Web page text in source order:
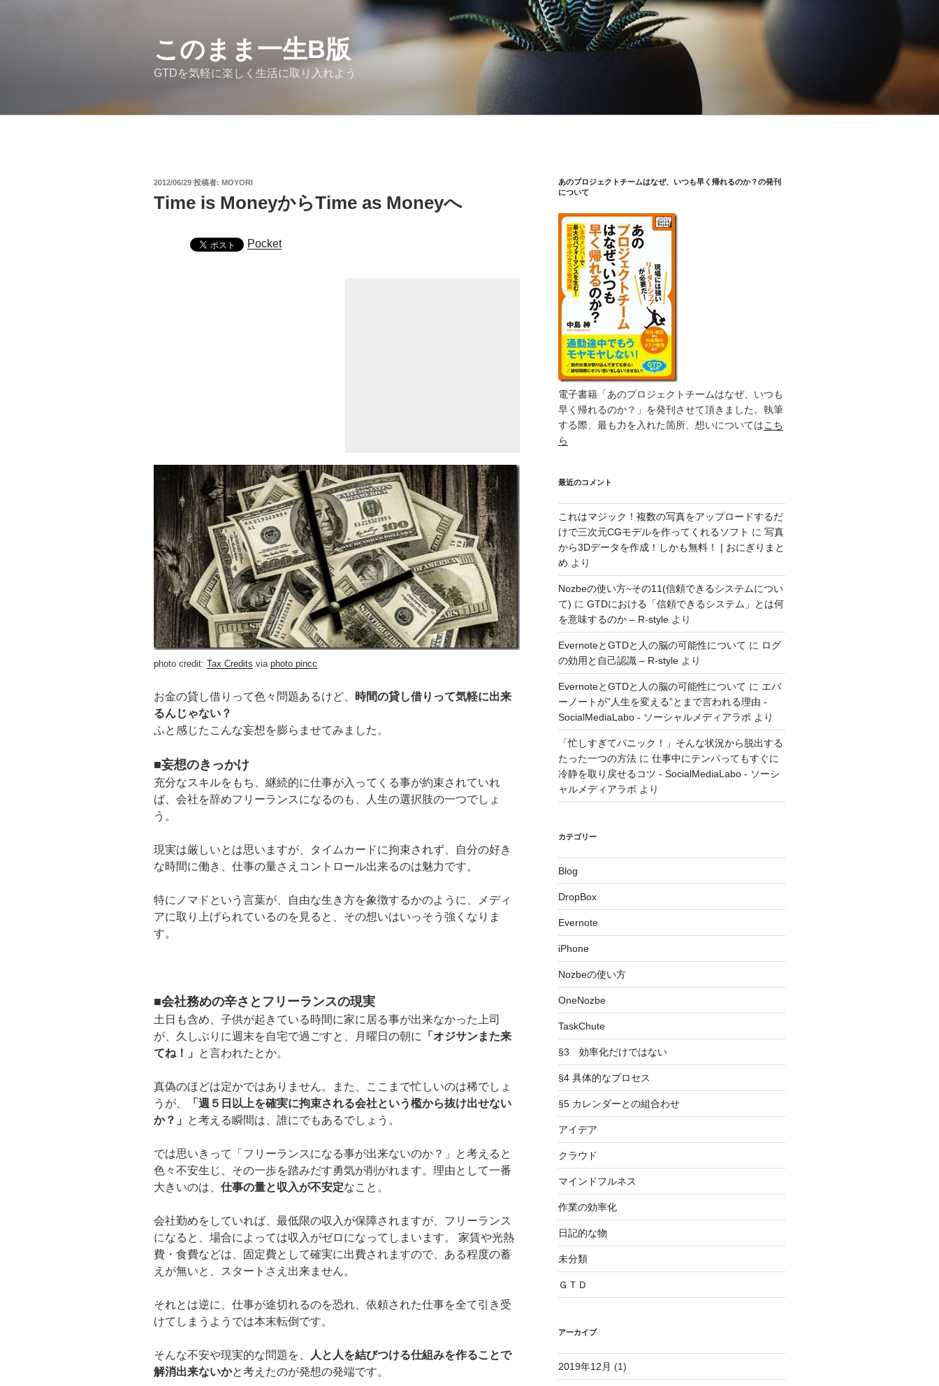
このまま一生Β版
GTDを気軽に楽しく生活に取り入れよう
投
2012/06/29 投稿者: MOYORI
Time is MoneyからTime as Moneyへ
Pocket
photo credit: Tax Credits via photo pincc
お金の貸し借りって色々問題あるけど、
時間の貸し借りって気軽に出来
るんじゃない？
ふと感じたこんな妄想を膨らませてみました。
■妄想のきっかけ
充分なスキルをもち、継続的に仕事が入ってくる事が約束されていれ
ば、会社を辞めフリーランスになるのも、人生の選択肢の一つでしょ
う。
現実は厳しいとは思いますが、タイムカードに拘束されず、自分の好き
な時間に働き、仕事の量さえコントロール出来るのは魅力です。
特にノマドという言葉が、自由な生き方を象徴するかのように、メディ
アに取り上げられているのを見ると、その想いはいっそう強くなりま
す。
■会社務めの辛さとフリーランスの現実
土日も含め、子供が起きている時間に家に居る事が出来なかった上司
が、久しぶりに週末を自宅で過ごすと、月曜日の朝に
「オジサンまた来
てね！」
と言われたとか。
真偽のほどは定かではありません。また、ここまで忙しいのは稀でしょ
うが、
「週５日以上を確実に拘束される会社という檻から抜け出せない
か？」
と考える瞬間は、誰にでもあるでしょう。
では思いきって「フリーランスになる事が出来ないのか？」と考えると
色々不安生じ、その一歩を踏みだす勇気が削がれます。理由として一番
大きいのは、 仕事の量と収入が不安定なこと。
会社勤めをしていれば、最低限の収入が保障されますが、フリーランス
になると、場合によっては収入がゼロになってしまいます。 家賃や光熱
費・食費などは、固定費として確実に出費されますので、ある程度の蓄
えが無いと、スタートさえ出来ません。
それとは逆に、仕事が途切れるのを恐れ、依頼された仕事を全て引き受
けてしまうようでは本末転倒です。
そんな不安や現実的な問題を、
人と人を結びつける仕組みを作ることで
解消出来ないかと考えたのが発想の発端です。
あのプロジェクトチームはなぜ、いつも早く帰れるのか？の発刊
について
電子書籍「あのプロジェクトチームはなぜ、いつも
早く帰れるのか？」を発刊させて頂きました。執筆
する際、最も力を入れた箇所、想いについてはこち
ら
最近のコメント
これはマジック！複数の写真をアップロードするだ
けで三次元CGモデルを作ってくれるソフト に 写真
から3Dデータを作成！しかも無料！ | おにぎりまと
め より
Nozbeの使い方~その11(信頼できるシステムについ
て) に GTDにおける「信頼できるシステム」とは何
を意味するのか – R-styleより
EvernoteとGTDと人の脳の可能性について に ログ
の効用と自己認識 – R-styleより
EvernoteとGTDと人の脳の可能性について に エバ
ーノートが”人生を変える”とまで言われる理由 -
SocialMediaLabo - ソーシャルメディアラボ より
「忙しすぎてパニック！」そんな状況から脱出する
たった一つの方法に 仕事中にテンパってもすぐに
冷静を取り戻せるコツ - SocialMediaLabo - ソーシ
ャルメディアラボ より
カテゴリー
Blog
DropBox
Evernote
iPhone
Nozbeの使い方
OneNozbe
TaskChute
§3 効率化だけではない
§4 具体的なプロセス
§5 カレンダーとの組合わせ
アイデア
クラウド
マインドフルネス
作業の効率化
日記的な物
未分類
ＧＴＤ
アーカイブ
2019年12月 (1)